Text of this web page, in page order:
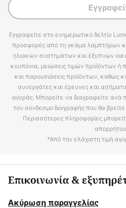
Εγγραφείτε στο ενημερωτικό δελτίο
προσφορές από τη γκάμα λαμπτήρων
ηλιακών συστημάτων και έξυπνων
κουπόνια, μειώσεις τιμών προϊόντων
και παρουσιάσεις προϊόντων, καθώς
συνεργάτες και έρευνες και
αγοράς. Μπορείτε να διαγραφείτε ανά
τον σύνδεσμο διαγραφής που θα
Περισσότερες πληροφορίες
*Από την ελάχιστη τιμή
Επικοινωνία &
Ακύρωση παραγγελίας